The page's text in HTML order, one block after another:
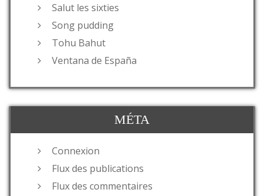
Salut les sixties
Song pudding
Tohu Bahut
Ventana de España
MÉTA
Connexion
Flux des publications
Flux des commentaires